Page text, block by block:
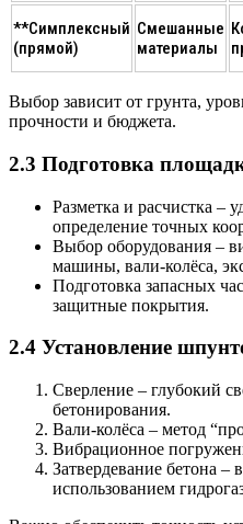
**Симплексный
(прямой)
Смешанные
материалы
Выбор зависит от грунта,
прочности и бюджета.
2.3 Подготовка
Разметка и расчистка –
определение точных
Выбор оборудования –
машины, вали-колёса,
Подготовка запасных
защитные покрытия.
2.4 Установление
Сверление – глубокий
бетонирования.
Вали‑колёса – метод
Вибрационное
Затвердевание бетона –
использованием